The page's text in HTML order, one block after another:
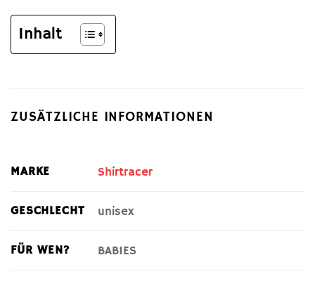
Inhalt
ZUSÄTZLICHE INFORMATIONEN
MARKE Shirtracer
GESCHLECHT unisex
FÜR WEN? BABIES